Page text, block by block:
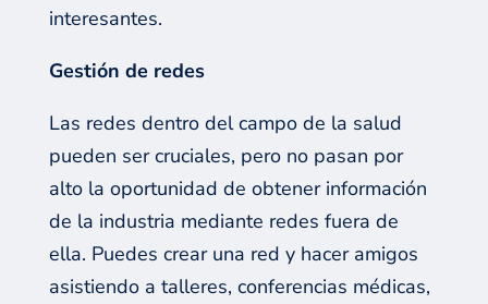
interesantes.
Gestión de redes
Las redes dentro del campo de la salud
pueden ser cruciales, pero no pasan por
alto la oportunidad de obtener información
de la industria mediante redes fuera de
ella. Puedes crear una red y hacer amigos
asistiendo a talleres, conferencias médicas,